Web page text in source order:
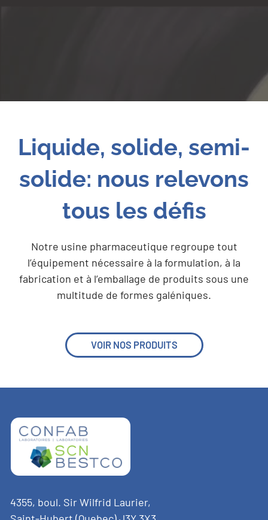
Liquide, solide, semi-
solide: nous relevons
tous les défis
Notre usine pharmaceutique regroupe tout
l’équipement nécessaire à la formulation, à la
fabrication et à l’emballage de produits sous une
multitude de formes galéniques.
VOIR NOS PRODUITS
4355, boul. Sir Wilfrid Laurier,